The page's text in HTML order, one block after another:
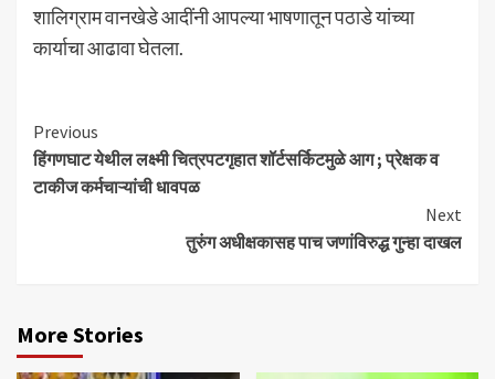
शालिग्राम वानखेडे आदींनी आपल्या भाषणातून पठाडे यांच्या
कार्याचा आढावा घेतला.
Continue
Reading
Previous
हिंगणघाट येथील लक्ष्मी चित्रपटगृहात शॉर्टसर्किटमुळे आग ; प्रेक्षक व
टाकीज कर्मचाऱ्यांची धावपळ
Next
तुरुंग अधीक्षकासह पाच जणांविरुद्ध गुन्हा दाखल
More Stories